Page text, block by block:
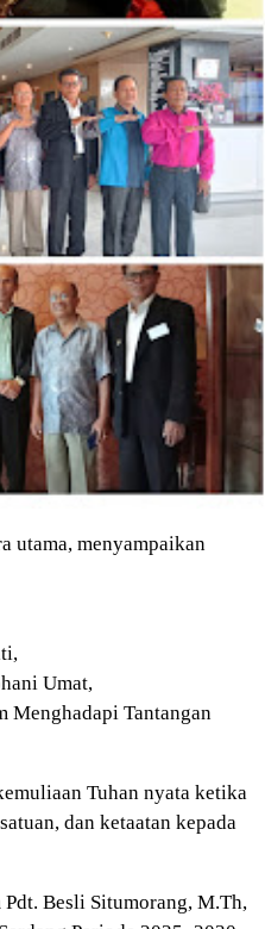
utama, menyampaikan
Umat,
Menghadapi Tantangan
Tuhan nyata ketika
dan ketaatan kepada
Besli Situmorang, M.Th,